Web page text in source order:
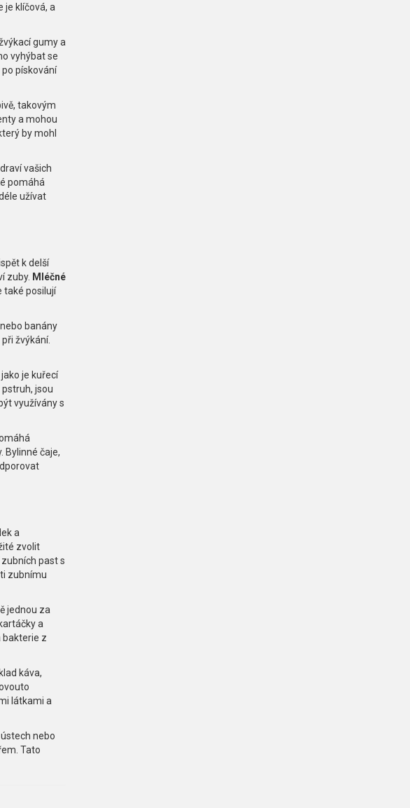
je klíčová, a
gumy a
vyhýbat se
pískování
takovým
a mohou
by mohl
vašich
pomáhá
užívat
k delší
zuby. Mléčné
také posilují
banány
žvýkání.
je kuřecí
jsou
využívány s
Bylinné čaje,
a
zvolit
past s
zubnímu
jednou za
a
bakterie z
káva,
látkami a
nebo
Tato